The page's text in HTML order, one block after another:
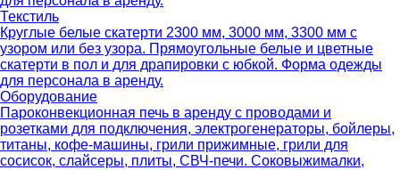
Текстиль
Круглые белые скатерти 2300 мм, 3000 мм, 3300 мм с
узором или без узора. Прямоугольные белые и цветные
скатерти в пол и для драпировки с юбкой. Форма одежды
для персонала в аренду.
Оборудование
Пароконвекционная печь в аренду с проводами и
розетками для подключения, электрогенераторы, бойлеры,
титаны, кофе-машины, грили прижимные, грили для
сосисок, слайсеры, плиты, СВЧ-печи. Соковыжималки,